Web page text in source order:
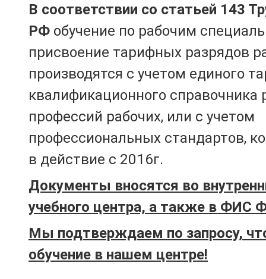
В соответствии со статьей 143
РФ обучение по рабочим
присвоение тарифных разрядов
производятся с учетом единого
квалификационного справочника
профессий рабочих, или с учетом
профессиональных стандартов,
в действие с 2016г.
Документы вносятся во
учебного центра, а также в ФИС
Мы подтверждаем по запросу,
обучение в нашем центре!